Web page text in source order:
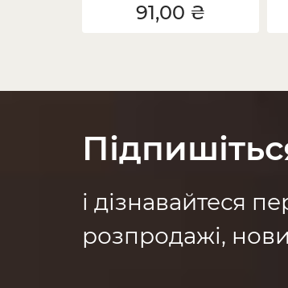
91,00 ₴
і дізнавайтеся
розпродажі,